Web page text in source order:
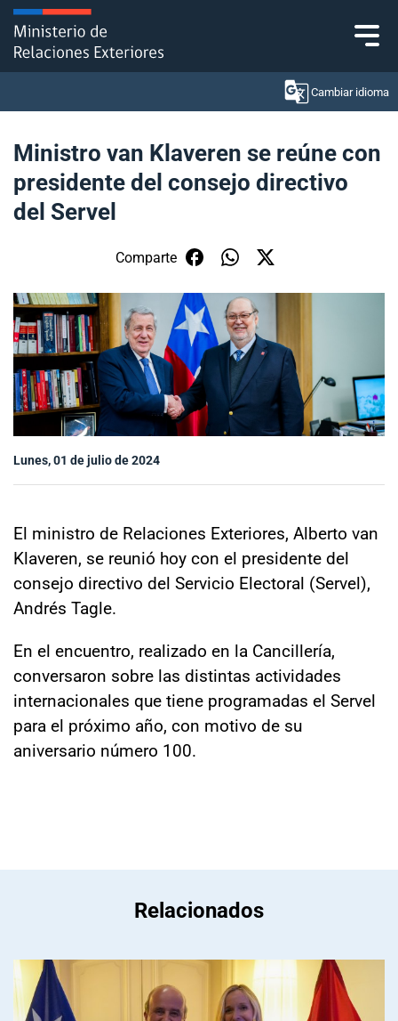
Click acá para ir directamente al contenido
Cambiar idioma
Ministerio
Política Exterior
Embajadas y consulados
Servicios ciudadanos
Subsecretaría de Relaciones Económicas
Internacionales
Sala de prensa
Ministro van Klaveren se reúne con
presidente del consejo directivo
del Servel
Comparte
Lunes, 01 de julio de 2024
El ministro de Relaciones Exteriores, Alberto van
Klaveren, se reunió hoy con el presidente del
consejo directivo del Servicio Electoral (Servel),
Andrés Tagle.
En el encuentro, realizado en la Cancillería,
conversaron sobre las distintas actividades
internacionales que tiene programadas el Servel
para el próximo año, con motivo de su
aniversario número 100.
Relacionados